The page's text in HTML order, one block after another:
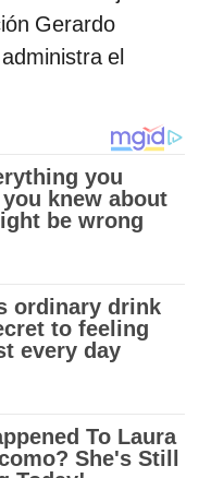
Gerardo
el